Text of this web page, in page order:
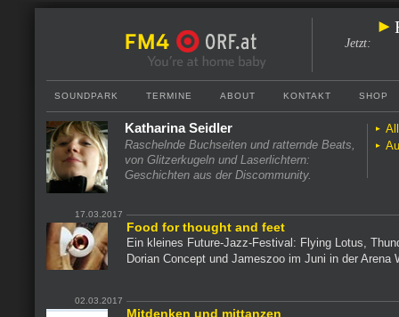
Jetzt:
SOUNDPARK TERMINE ABOUT KONTAKT SHOP
Katharina Seidler
Raschelnde Buchseiten und ratternde Beats,
von Glitzerkugeln und Laserlichtern:
Geschichten aus der Discommunity.
17.03.2017
Food for thought and feet
Ein kleines Future-Jazz-Festival: Flying Lotus,
Dorian Concept und Jameszoo im Juni in der Arena
02.03.2017
Mitdenken und mittanzen